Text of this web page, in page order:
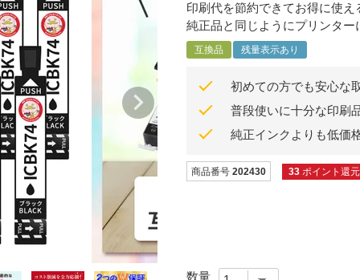
印刷代を節約できてお得に使え
純正品と同じようにプリンター
互換品 残量表示あり
初めての方でも安心な
普段使いに十分な印刷
純正インクよりも低価
商品番号 202430 33 ポイント還元